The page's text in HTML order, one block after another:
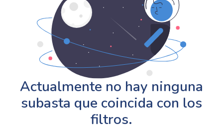
Actualmente no hay ninguna
subasta que coincida con los
filtros.